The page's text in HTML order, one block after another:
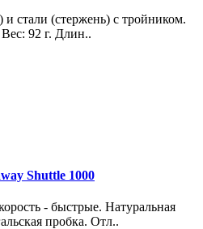
стали (стержень) с тройником.
92 г. Длин..
Shuttle 1000
- быстрые. Натуральная
пробка. Отл..